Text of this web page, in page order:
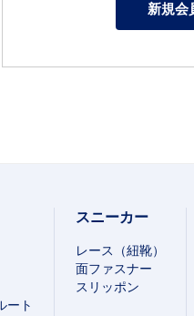
ート
スニーカー
レース（紐靴）
面ファスナー
スリッポン